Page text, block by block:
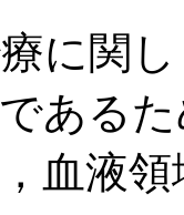
に関
ある
血液